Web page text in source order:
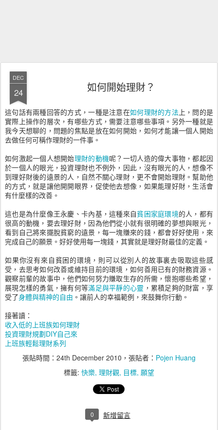
DEC
24 如何開始理財？
這句話有兩種回答的方式，一種是注意在如何理財的方法上，問的是
實際上操作的層次，有哪些方式，需要注意哪些事項。另外一種就是
我今天想聊的，問題的焦點是放在如何開始，如何才能讓一個人開始
去做任何可稱作理財的一件事。
如何激起一個人想開始理財的動機呢？一切人造的偉大事物，都起因
於一個人的眼光，投資理財也不例外，因此，沒有眼光的人，想像不
到理好財後的遠景的人，自然不關心理財，更不會開始理財。幫助他
的方式，就是讓他開開眼界，促使他去想像，如果能理好財，生活會
有什麼樣的改善。
這也是為什麼像王永慶、卡內基，這種來自貧困家庭環境的人，都有
很高的動機，要去理好財，因為他們從小就有很明確的夢想與眼光，
看到自己將來擺脫貧窮的遠景，每一塊賺來的錢，都會好好使用，來
完成自己的願景。好好使用每一塊錢，其實就是理好財最佳的定義。
如果你沒有來自貧困的環境，則可以從別人的故事裏去吸取這些感
受，去思考如何改善或維持目前的環境，如何善用已有的財務資源。
觀察前輩的故事中，他們如何努力賺取生存的所需，懷抱哪些希望，
展現怎樣的勇氣，擁有何等滿足與平靜的心靈 ，累積足夠的財富，享
受了身體與精神的自由 。讓前人的幸福範例，來鼓舞你行動。
接著讀：
收入低的上班族如何理財
投資理財規劃DIY自己來
上班族輕鬆理財系列
張貼時間： 24th December 2010 ，張貼者： Pojen Huang
標籤: 快樂 理財觀 目標 願望
0 新增留言